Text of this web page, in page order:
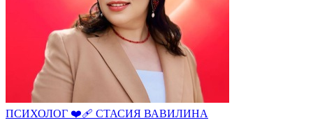
ПСИХОЛОГ ❤️‍🩹 СТАСИЯ ВАВИЛИНА